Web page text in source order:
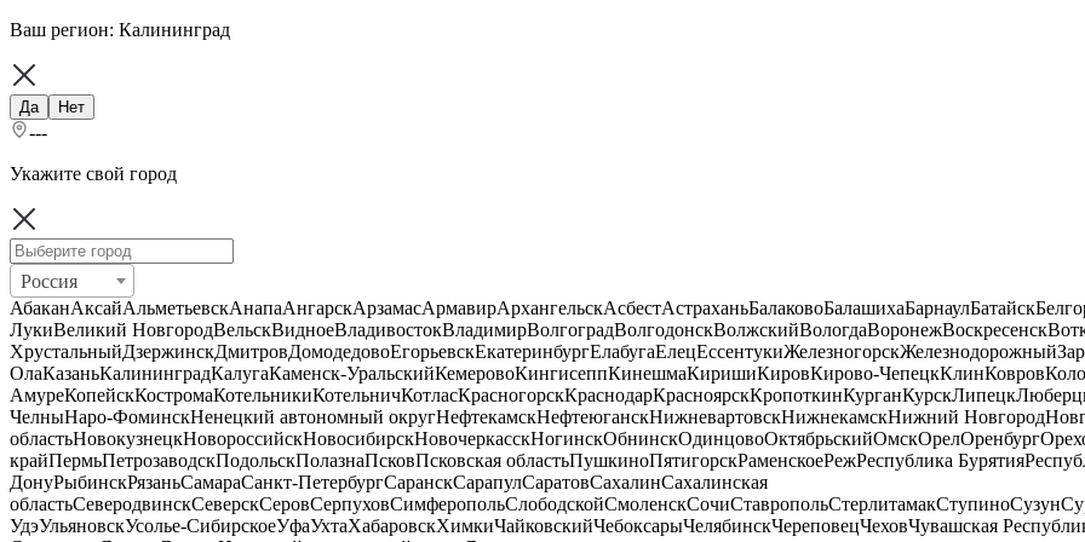
Ваш регион: Калининград
Да Нет
---
Укажите свой город
Россия
АбаканАксайАльметьевскАнапаАнгарскАрзамасАрмавирАрхангельскАсбестАстраханьБалаковоБалашихаБарнаулБатайск
ЛукиВеликий НовгородВельскВидноеВладивостокВладимирВолгоградВолгодонскВолжскийВологдаВоронежВоскресенск
ХрустальныйДзержинскДмитровДомодедовоЕгорьевскЕкатеринбургЕлабугаЕлецЕссентукиЖелезногорскЖелезнодорожный
ОлаКазаньКалининградКалугаКаменск-УральскийКемеровоКингисеппКинешмаКиришиКировКирово-ЧепецкКлинКовров
АмуреКопейскКостромаКотельникиКотельничКотласКрасногорскКраснодарКрасноярскКропоткинКурганКурскЛипецк
ЧелныНаро-ФоминскНенецкий автономный округНефтекамскНефтеюганскНижневартовскНижнекамскНижний Новгород
областьНовокузнецкНовороссийскНовосибирскНовочеркасскНогинскОбнинскОдинцовоОктябрьскийОмскОрелОренбург
крайПермьПетрозаводскПодольскПолазнаПсковПсковская областьПушкиноПятигорскРаменскоеРежРеспублика Бурятия
ДонуРыбинскРязаньСамараСанкт-ПетербургСаранскСарапулСаратовСахалинСахалинская
областьСеверодвинскСеверскСеровСерпуховСимферопольСлободскойСмоленскСочиСтавропольСтерлитамакСтупиноСузун
УдэУльяновскУсолье-СибирскоеУфаУхтаХабаровскХимкиЧайковскийЧебоксарыЧелябинскЧереповецЧеховЧувашская